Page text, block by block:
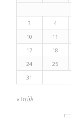
3
4
10
11
17
18
24
25
31
« Ιούλ